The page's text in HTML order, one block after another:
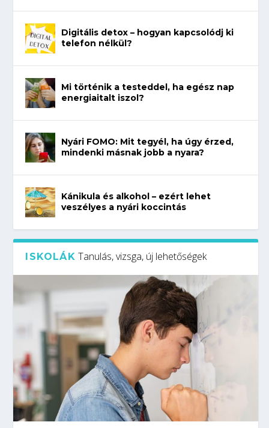
Digitális detox – hogyan kapcsolódj ki
telefon nélkül?
Mi történik a testeddel, ha egész nap
energiaitalt iszol?
Nyári FOMO: Mit tegyél, ha úgy érzed,
mindenki másnak jobb a nyara?
Kánikula és alkohol – ezért lehet
veszélyes a nyári koccintás
ISKOLÁK Tanulás, vizsga, új lehetőségek